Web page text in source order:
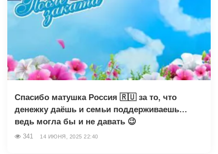
Спасибо матушка Россия 🇷🇺 за то, что
денежку даёшь и семьи поддерживаешь…
ведь могла бы и не давать 😉
341 14 ИЮНЯ, 2025 22:40